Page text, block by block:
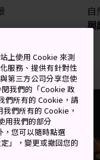
自
與
上使用 Cookie 來測
服務、提供有針對性
第三方公司分享您使
我們的「Cookie 政
們所有的 Cookie，請
們所有的 Cookie，
用我們的部分
，您可以隨時點選
」，變更或撤回您的